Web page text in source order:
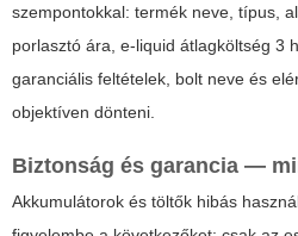
szempontokkal: termék neve, típus,
porlasztó ára, e-liquid átlagköltség 3
garanciális feltételek, bolt neve és
objektíven dönteni.
Biztonság és garancia —
Akkumulátorok és töltők hibás